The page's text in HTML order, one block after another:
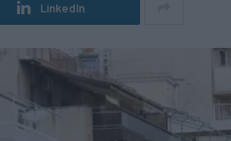
LinkedIn